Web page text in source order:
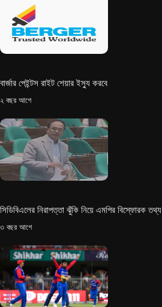
বার্জার পেইন্টস রাইট শেয়ার ইস্যু করবে
২ বছর আগে
সিডিবিএলের নিরাপত্তা ঝুঁকি নিয়ে এমপির বিস্ফোরক তথ্য
৩ বছর আগে